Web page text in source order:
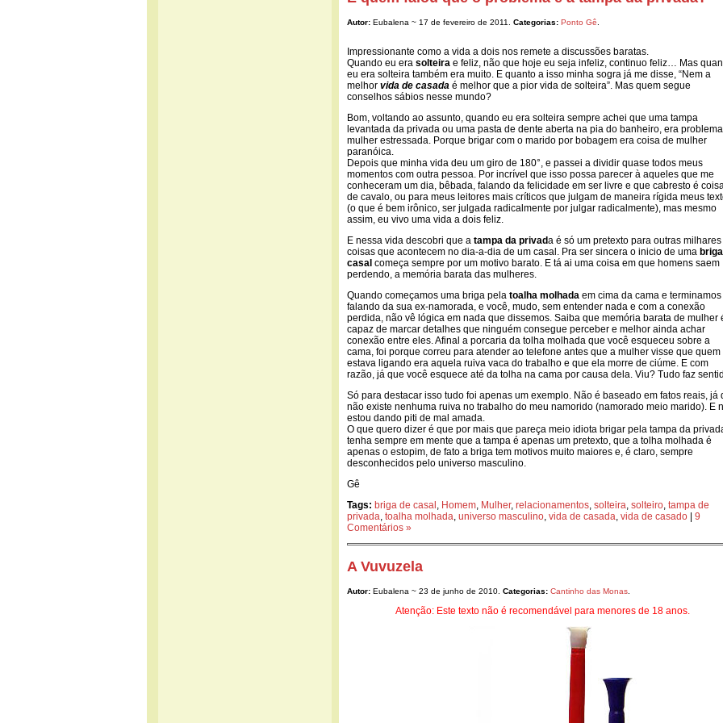
Autor: Eubalena ~ 17 de fevereiro de 2011. Categorias: Ponto Gê
Impressionante como a vida a dois nos remete a discussões baratas.
Quando eu era solteira e feliz, não que hoje eu seja infeliz, continuo feliz… Mas
eu era solteira também era muito. E quanto a isso minha sogra já me disse, “Nem a
melhor vida de casada é melhor que a pior vida de solteira”. Mas quem segue
conselhos sábios nesse mundo?
Bom, voltando ao assunto, quando eu era solteira sempre achei que uma tampa
levantada da privada ou uma pasta de dente aberta na pia do banheiro, era
mulher estressada. Porque brigar com o marido por bobagem era coisa de mulher
paranóica.
Depois que minha vida deu um giro de 180°, e passei a dividir quase todos meus
momentos com outra pessoa. Por incrível que isso possa parecer à aqueles que me
conheceram um dia, bêbada, falando da felicidade em ser livre e que cabresto é
de cavalo, ou para meus leitores mais críticos que julgam de maneira rígida meus
(o que é bem irônico, ser julgada radicalmente por julgar radicalmente), mas mesmo
assim, eu vivo uma vida a dois feliz.
E nessa vida descobri que a tampa da privada é só um pretexto para outras milhares
coisas que acontecem no dia-a-dia de um casal. Pra ser sincera o inicio de uma
casal começa sempre por um motivo barato. E tá ai uma coisa em que homens saem
perdendo, a memória barata das mulheres.
Quando começamos uma briga pela toalha molhada em cima da cama e terminamos
falando da sua ex-namorada, e você, mudo, sem entender nada e com a conexão
perdida, não vê lógica em nada que dissemos. Saiba que memória barata de mulher
capaz de marcar detalhes que ninguém consegue perceber e melhor ainda achar
conexão entre eles. Afinal a porcaria da tolha molhada que você esqueceu sobre a
cama, foi porque correu para atender ao telefone antes que a mulher visse que quem
estava ligando era aquela ruiva vaca do trabalho e que ela morre de ciúme. E com
razão, já que você esquece até da tolha na cama por causa dela. Viu? Tudo faz
Só para destacar isso tudo foi apenas um exemplo. Não é baseado em fatos reais, já
não existe nenhuma ruiva no trabalho do meu namorido (namorado meio marido). E
estou dando piti de mal amada.
O que quero dizer é que por mais que pareça meio idiota brigar pela tampa da
tenha sempre em mente que a tampa é apenas um pretexto, que a tolha molhada é
apenas o estopim, de fato a briga tem motivos muito maiores e, é claro, sempre
desconhecidos pelo universo masculino.
Gê
Tags: briga de casal, Homem, Mulher, relacionamentos, solteira, solteiro, tampa de
privada, toalha molhada, universo masculino, vida de casada, vida de casado | 9
Comentários »
A Vuvuzela
Autor: Eubalena ~ 23 de junho de 2010. Categorias: Cantinho das Monas
Atenção: Este texto não é recomendável para menores de 18 anos.